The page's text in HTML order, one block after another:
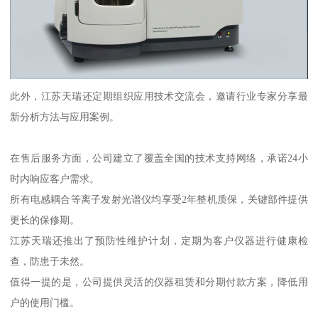
此外，江苏天瑞还定期组织应用技术交流会，邀请行业专家分享最
新分析方法与应用案例。
在售后服务方面，公司建立了覆盖全国的技术支持网络，承诺24小
时内响应客户需求。
所有电感耦合等离子发射光谱仪均享受2年整机质保，关键部件提供
更长的保修期。
江苏天瑞还推出了预防性维护计划，定期为客户仪器进行健康检
查，防患于未然。
值得一提的是，公司提供灵活的仪器租赁和分期付款方案，降低用
户的使用门槛。